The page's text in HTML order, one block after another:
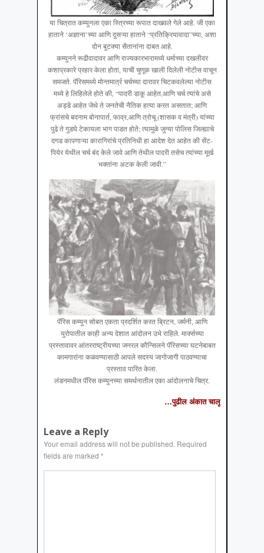
या चित्रात कम्युनला एका स्त्रिच्या रूपात दाखवले गेले आहे. जी एका
हाताने ‘अज्ञाना’च्या आणि दुसऱ्या हाताने “प्रतिक्रियावादा”च्या, अशा
दोन बुटक्या सैतानांना दाबत आहे.
कम्युनने रूढीवादावर आणि राज्यकारभारामध्ये धर्माच्या दखलीवर
कशाप्रकारे प्रहार केला होता, याची चुणूक खाली दिलेली नोटीस वाचून
समजते. पॅरिसमध्ये मोन्तमार्त्र चर्चच्या दारावर चिटकवलेल्या नोटीस
मध्ये हे लिहिलेले होते की, “पादरी डाकू आहेत,आणि चर्च त्यांचे असे
अड्डे आहेत जेथे ते जनतेची नैतिक हत्या करत असतात; आणि
फ्रांसचे बदनाम बोनापार्त, फाव्र,आणि त्रोचू (शासक व मंत्री) यांच्या
पुढे ते गुडघे टेकायला भाग पाडत होते; त्यामुळे जुन्या पोलिस जिल्ह्याचे
दगड कापणाऱ्या कारागिरांचे प्रतिनिधी हा आदेश देत आहेत की सेंट-
पियेर येथील चर्च बंद केले जावे आणि तेथील पादरी तसेच त्यांच्या मूर्ख
भक्तांना अटक केली जावी.”
पॅरिस कम्युन सोबत एकता प्रदर्शित करत ब्रिटन, जर्मनी, आणि
युरोपातील काही अन्य देशात आंदोलन उभे राहिले. मार्क्सच्या
प्रस्तावावर आंतरराष्ट्रीयच्या जनरल कौन्सिलने पॅरिसच्या घटनेबाबत
कामगारांना कळवण्यासाठी आपले सदस्य जागोजागी पाठवण्याचा
प्रस्ताव पारित केला.
लंडनमधील पॅरिस कम्युनच्या समर्थनातील एका आंदोलनाचे चित्र.
…पुढील अंकात चालू
Leave a Reply
Your email address will not be published. Required
fields are marked *